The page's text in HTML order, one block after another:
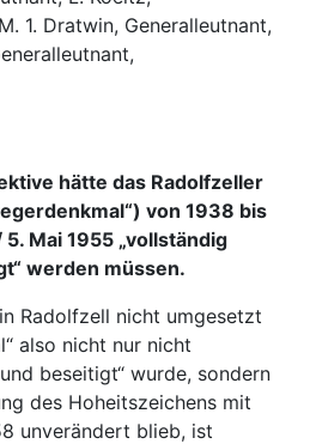
1. Dratwin, Generalleutnant,
hätte das Radolfzeller
von 1938 bis
Mai 1955 „vollständig
werden müssen.
Radolfzell nicht umgesetzt
also nicht nur nicht
beseitigt“ wurde, sondern
des Hoheitszeichens mit
unverändert blieb, ist